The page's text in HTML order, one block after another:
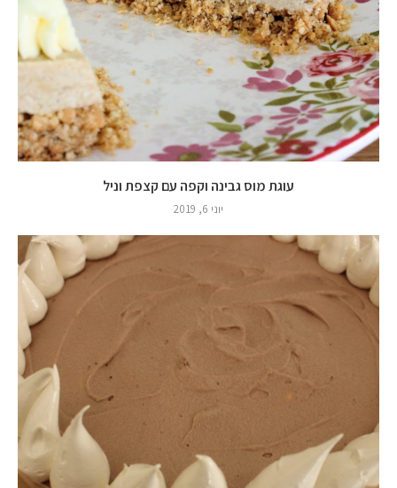
עוגת מוס גבינה וקפה עם קצפת וניל
יוני 6, 2019